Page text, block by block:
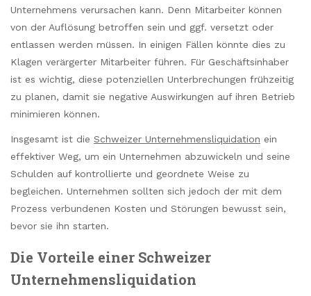
Unternehmens verursachen kann. Denn Mitarbeiter können
von der Auflösung betroffen sein und ggf. versetzt oder
entlassen werden müssen. In einigen Fällen könnte dies zu
Klagen verärgerter Mitarbeiter führen. Für Geschäftsinhaber
ist es wichtig, diese potenziellen Unterbrechungen frühzeitig
zu planen, damit sie negative Auswirkungen auf ihren Betrieb
minimieren können.
Insgesamt ist die Schweizer Unternehmensliquidation ein
effektiver Weg, um ein Unternehmen abzuwickeln und seine
Schulden auf kontrollierte und geordnete Weise zu
begleichen. Unternehmen sollten sich jedoch der mit dem
Prozess verbundenen Kosten und Störungen bewusst sein,
bevor sie ihn starten.
Die Vorteile einer Schweizer
Unternehmensliquidation